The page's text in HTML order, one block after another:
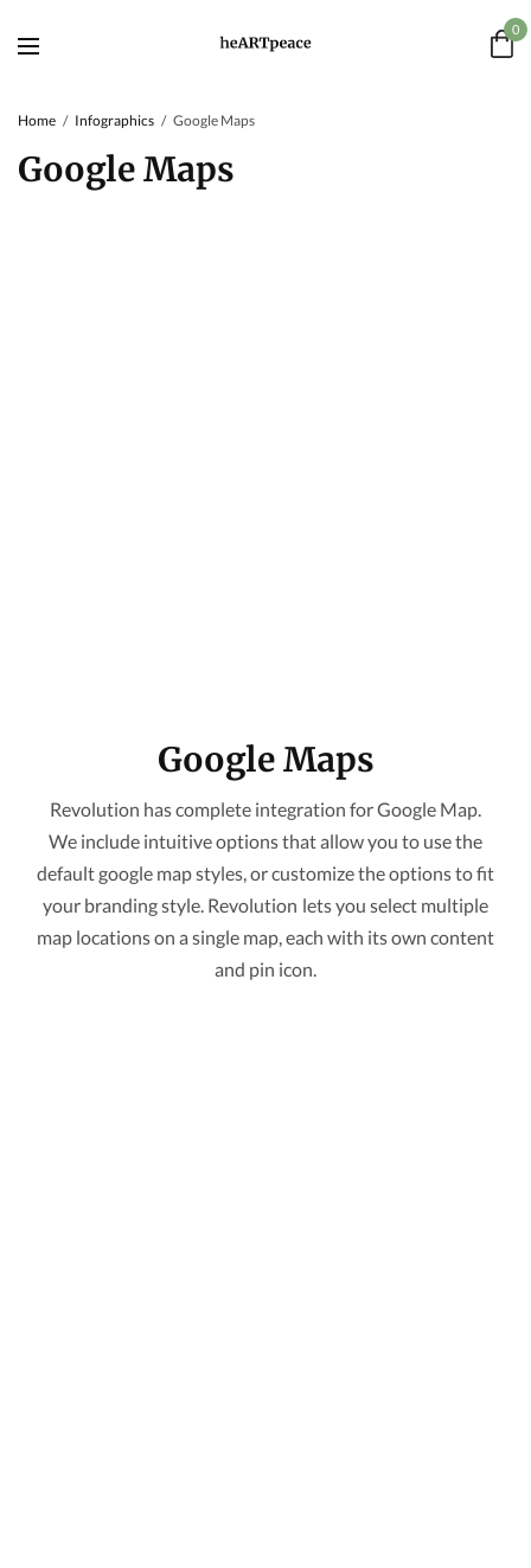
0
Home Infographics Google Maps
Google Maps
Google Maps
Revolution has complete integration for Google Map.
We include intuitive options that allow you to use the
default google map styles, or customize the options to fit
your branding style. Revolution lets you select multiple
map locations on a single map, each with its own content
and pin icon.